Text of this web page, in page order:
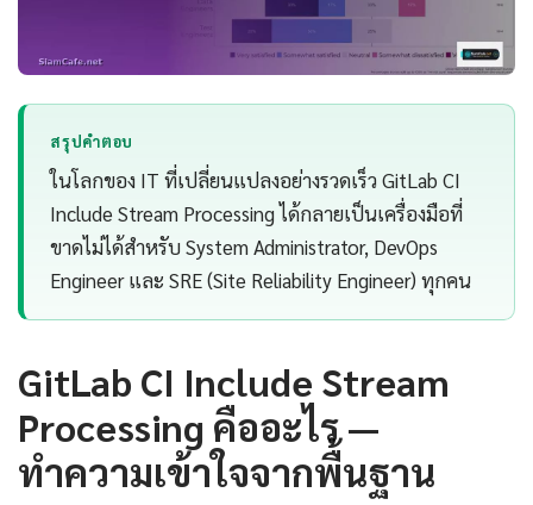
สรุปคำตอบ
ในโลกของ IT ที่เปลี่ยนแปลงอย่างรวดเร็ว GitLab CI
Include Stream Processing ได้กลายเป็นเครื่องมือที่
ขาดไม่ได้สำหรับ System Administrator, DevOps
Engineer และ SRE (Site Reliability Engineer) ทุกคน
GitLab CI Include Stream
Processing คืออะไร —
ทำความเข้าใจจากพื้นฐาน